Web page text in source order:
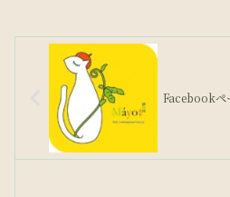
Facebookペ